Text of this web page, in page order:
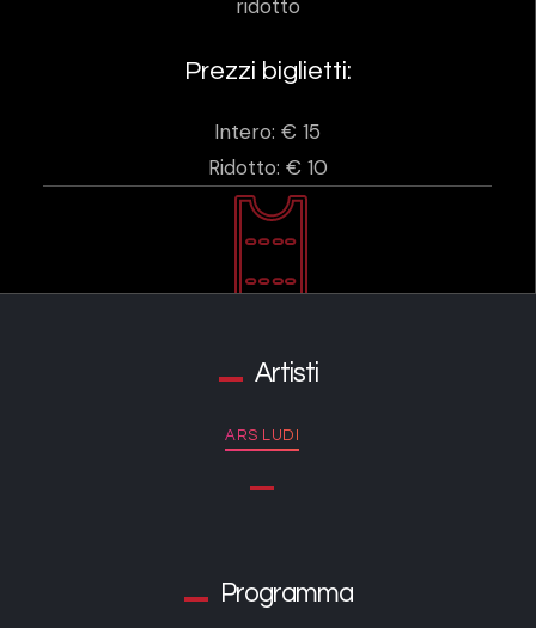
ridotto
Prezzi biglietti:
Intero: € 15
Ridotto: € 10
Artisti
ARS LUDI
Programma